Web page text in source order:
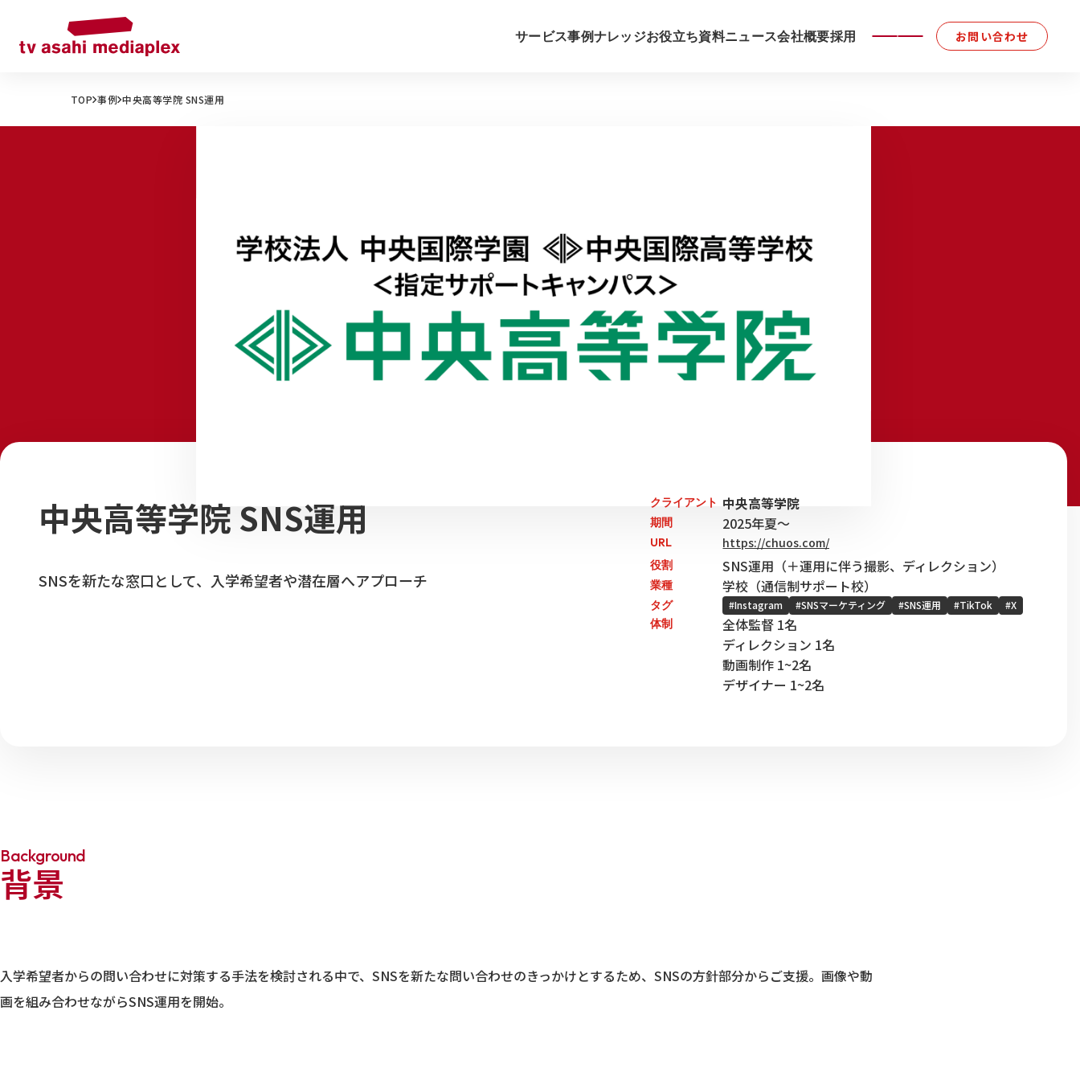
サービス事例ナレッジお役立ち資料ニュース会社概要採用 お問い合わせ
TOP 事例 中央高等学院 SNS運用
中央高等学院 SNS運用
SNSを新たな窓口として、入学希望者や潜在層へアプローチ
クライアント 中央高等学院
期間 2025年夏～
URL https://chuos.com/
役割 SNS運用（＋運用に伴う撮影、ディレクション）
業種 学校（通信制サポート校）
タグ #Instagram #SNSマーケティング #SNS運用 #TikTok #X
体制
全体監督 1名
ディレクション 1名
動画制作 1~2名
デザイナー 1~2名
Background
背景
入学希望者からの問い合わせに対策する手法を検討される中で、SNSを新たな問い合わせのきっかけとするため、SNSの方針部分からご支援。画像や動
画を組み合わせながらSNS運用を開始。